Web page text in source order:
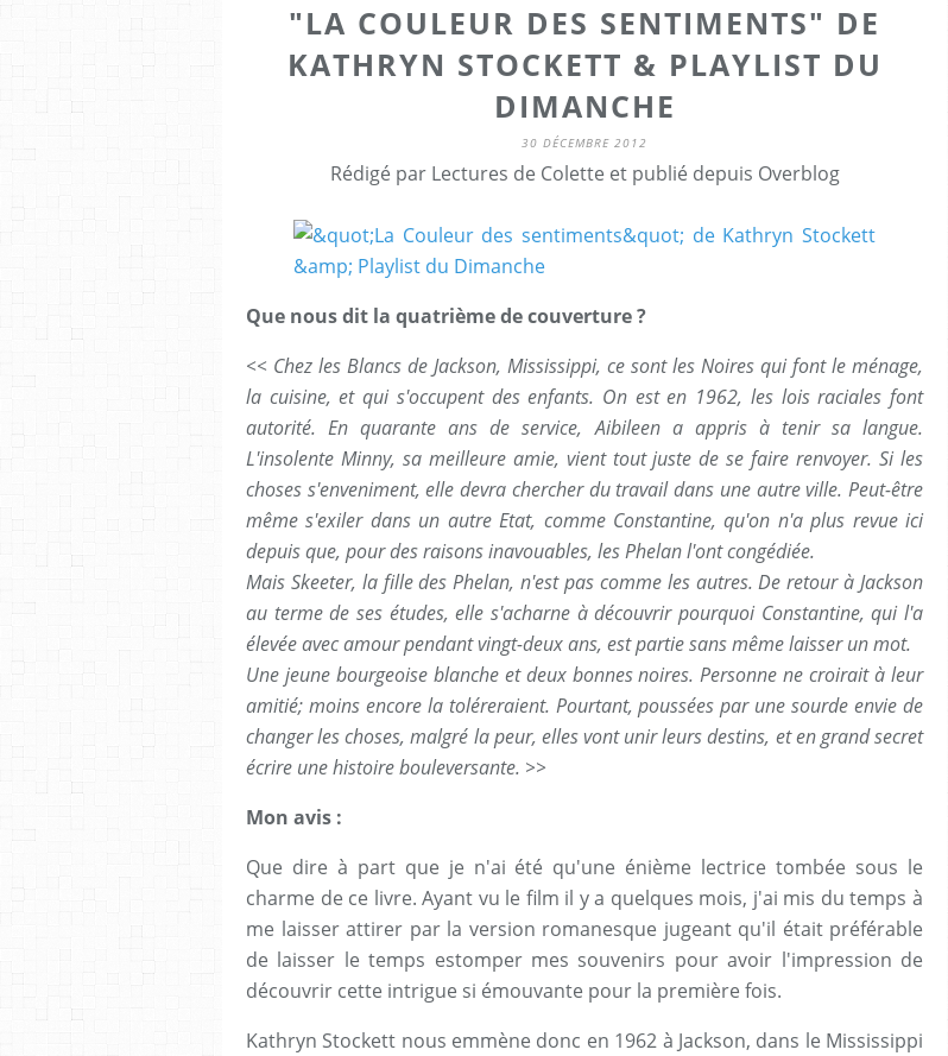
"LA COULEUR DES SENTIMENTS" DE
KATHRYN STOCKETT & PLAYLIST DU
DIMANCHE
30 DÉCEMBRE 2012
Rédigé par Lectures de Colette et publié depuis Overblog
Que nous dit la quatrième de couverture ?
<< Chez les Blancs de Jackson, Mississippi, ce sont les Noires qui font le ménage,
la cuisine, et qui s'occupent des enfants. On est en 1962, les lois raciales font
autorité. En quarante ans de service, Aibileen a appris à tenir sa langue.
L'insolente Minny, sa meilleure amie, vient tout juste de se faire renvoyer. Si les
choses s'enveniment, elle devra chercher du travail dans une autre ville. Peut-être
même s'exiler dans un autre Etat, comme Constantine, qu'on n'a plus revue ici
depuis que, pour des raisons inavouables, les Phelan l'ont congédiée.
Mais Skeeter, la fille des Phelan, n'est pas comme les autres. De retour à Jackson
au terme de ses études, elle s'acharne à découvrir pourquoi Constantine, qui l'a
élevée avec amour pendant vingt-deux ans, est partie sans même laisser un mot.
Une jeune bourgeoise blanche et deux bonnes noires. Personne ne croirait à leur
amitié; moins encore la toléreraient. Pourtant, poussées par une sourde envie de
changer les choses, malgré la peur, elles vont unir leurs destins, et en grand secret
écrire une histoire bouleversante. >>
Mon avis :
Que dire à part que je n'ai été qu'une énième lectrice tombée sous le
charme de ce livre. Ayant vu le film il y a quelques mois, j'ai mis du temps à
me laisser attirer par la version romanesque jugeant qu'il était préférable
de laisser le temps estomper mes souvenirs pour avoir l'impression de
découvrir cette intrigue si émouvante pour la première fois.
Kathryn Stockett nous emmène donc en 1962 à Jackson, dans le Mississippi